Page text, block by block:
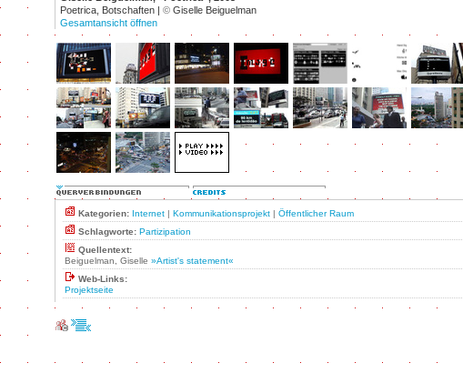
Poetrica, Botschaften | © Giselle Beiguelman
Gesamtansicht öffnen
Kategorien: Internet | Kommunikationsprojekt | Öffentlicher Raum
Schlagworte: Partizipation
Quellentext:
Beiguelman, Giselle »Artist's statement«
Web-Links:
Projektseite